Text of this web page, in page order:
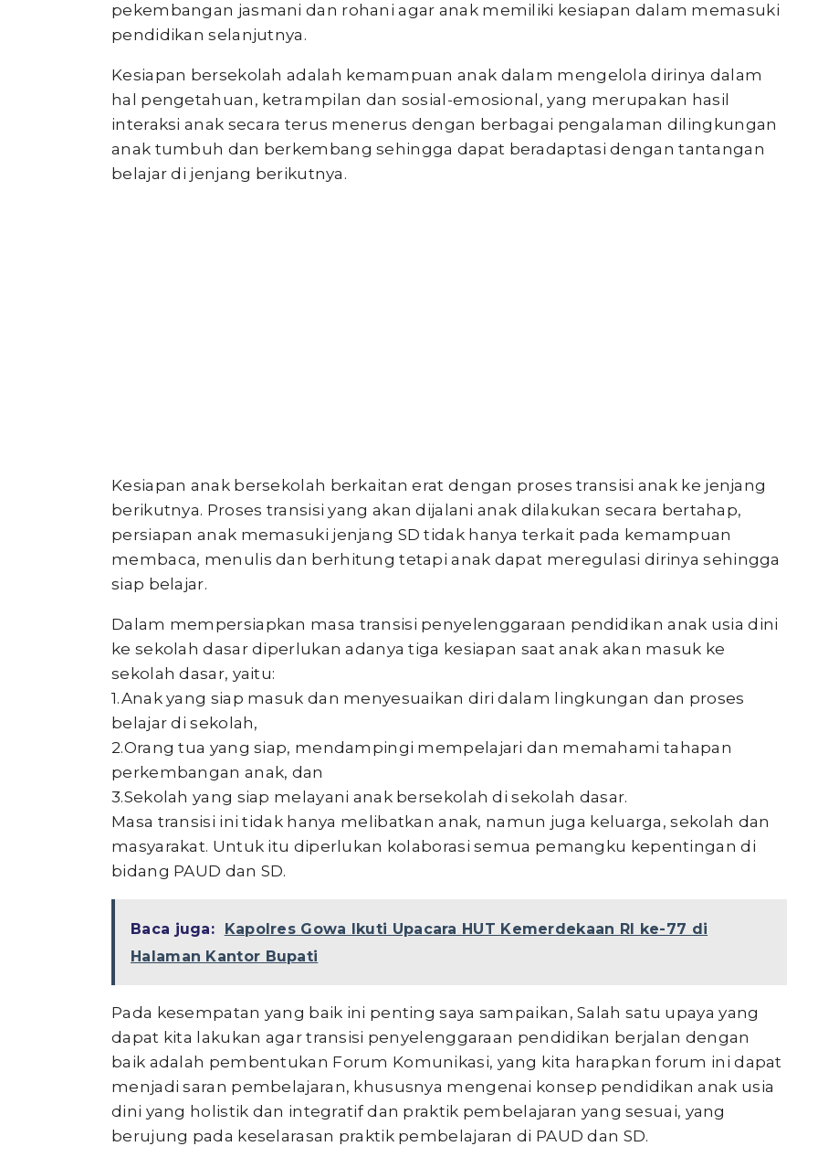
pekembangan jasmani dan rohani agar anak memiliki kesiapan dalam memasuki
pendidikan selanjutnya.
Kesiapan bersekolah adalah kemampuan anak dalam mengelola dirinya dalam
hal pengetahuan, ketrampilan dan sosial-emosional, yang merupakan hasil
interaksi anak secara terus menerus dengan berbagai pengalaman dilingkungan
anak tumbuh dan berkembang sehingga dapat beradaptasi dengan tantangan
belajar di jenjang berikutnya.
Kesiapan anak bersekolah berkaitan erat dengan proses transisi anak ke jenjang
berikutnya. Proses transisi yang akan dijalani anak dilakukan secara bertahap,
persiapan anak memasuki jenjang SD tidak hanya terkait pada kemampuan
membaca, menulis dan berhitung tetapi anak dapat meregulasi dirinya sehingga
siap belajar.
Dalam mempersiapkan masa transisi penyelenggaraan pendidikan anak usia dini
ke sekolah dasar diperlukan adanya tiga kesiapan saat anak akan masuk ke
sekolah dasar, yaitu:
1.Anak yang siap masuk dan menyesuaikan diri dalam lingkungan dan proses
belajar di sekolah,
2.Orang tua yang siap, mendampingi mempelajari dan memahami tahapan
perkembangan anak, dan
3.Sekolah yang siap melayani anak bersekolah di sekolah dasar.
Masa transisi ini tidak hanya melibatkan anak, namun juga keluarga, sekolah dan
masyarakat. Untuk itu diperlukan kolaborasi semua pemangku kepentingan di
bidang PAUD dan SD.
Baca juga:
Kapolres Gowa Ikuti Upacara HUT Kemerdekaan RI ke-77 di
Halaman Kantor Bupati
Pada kesempatan yang baik ini penting saya sampaikan, Salah satu upaya yang
dapat kita lakukan agar transisi penyelenggaraan pendidikan berjalan dengan
baik adalah pembentukan Forum Komunikasi, yang kita harapkan forum ini dapat
menjadi saran pembelajaran, khususnya mengenai konsep pendidikan anak usia
dini yang holistik dan integratif dan praktik pembelajaran yang sesuai, yang
berujung pada keselarasan praktik pembelajaran di PAUD dan SD.